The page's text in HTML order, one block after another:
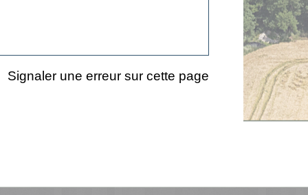
Signaler une erreur sur cette page